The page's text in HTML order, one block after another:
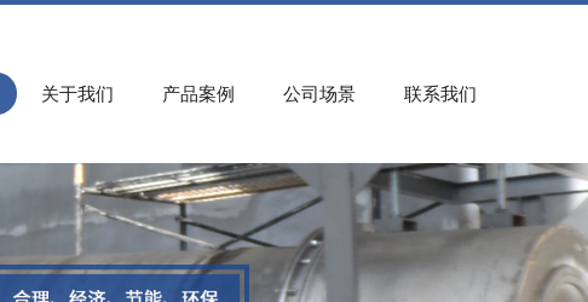
关于我们 产品案例 公司场景 联系我们